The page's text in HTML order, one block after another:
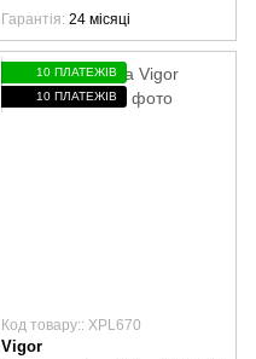
Гарантія 24 місяці
10 ПЛАТЕЖІВ
10 ПЛАТЕЖІВ
Код товару:: XPL670
Vigor